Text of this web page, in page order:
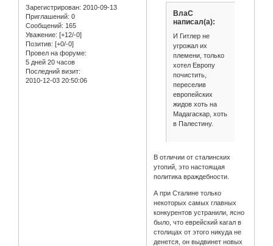
Зарегистрирован: 2010-09-13
Приглашений: 0
Сообщений: 165
Уважение: [+12/-0]
Позитив: [+0/-0]
Провел на форуме:
5 дней 20 часов
Последний визит:
2010-12-03 20:50:06
ВлаС
написал(а):
И Гитлер не
угрожал их
племени, только
хотел Европу
почистить,
переселив
европейских
жидов хоть на
Мадагаскар, хоть
в Палестину.
В отличии от сталинских
утопий, это настоящая
политика враждебности.
А при Сталине только
некоторых самых главных
конкурентов устранили, ясно
было, что еврейский кагал в
столицах от этого никуда не
денется, он выдвинет новых